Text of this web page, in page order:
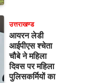
उत्तराखण्ड
आयरन लेडी
आईपीएस श्चेता
चौबे ने महिला
दिवस पर महिला
पुलिसकर्मियों का